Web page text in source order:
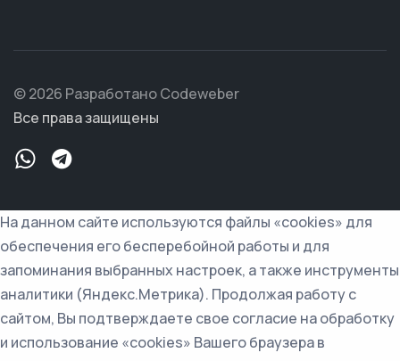
© 2026 Разработано Codeweber
Все права защищены
На данном сайте используются файлы «cookies» для
обеспечения его бесперебойной работы и для
запоминания выбранных настроек, а также инструменты
аналитики (Яндекс.Метрика). Продолжая работу с
сайтом, Вы подтверждаете свое согласие на обработку
и использование «cookies» Вашего браузера в